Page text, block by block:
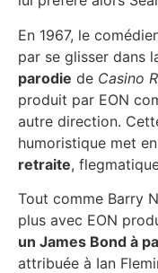
En 1967, le
par se glisser dans
parodie de Casino
produit par EON
autre direction.
humoristique met
retraite,
Tout comme Barry
plus avec EON
un James Bond à
attribuée à Ian